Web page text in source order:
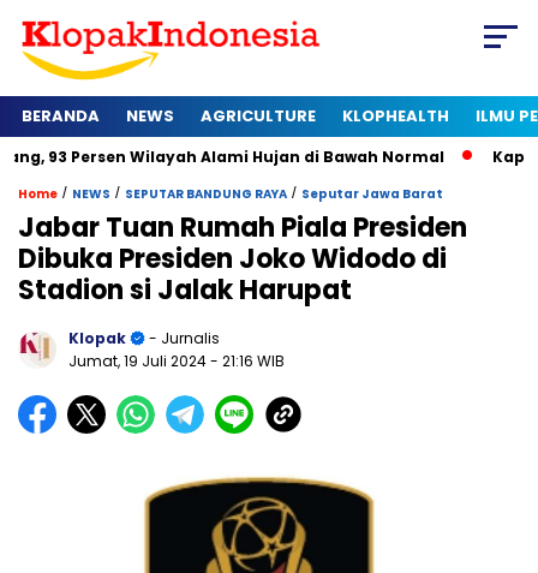
BERANDA NEWS AGRICULTURE KLOPHEALTH ILMU
Wilayah Alami Hujan di Bawah Normal Kapan Sertifikat
Home / NEWS / SEPUTAR BANDUNG RAYA / Seputar Jawa Barat
Jabar Tuan Rumah Piala Presiden
Dibuka Presiden Joko Widodo di
Stadion si Jalak Harupat
Klopak
- Jurnalis
Jumat, 19 Juli 2024- 21:16 WIB